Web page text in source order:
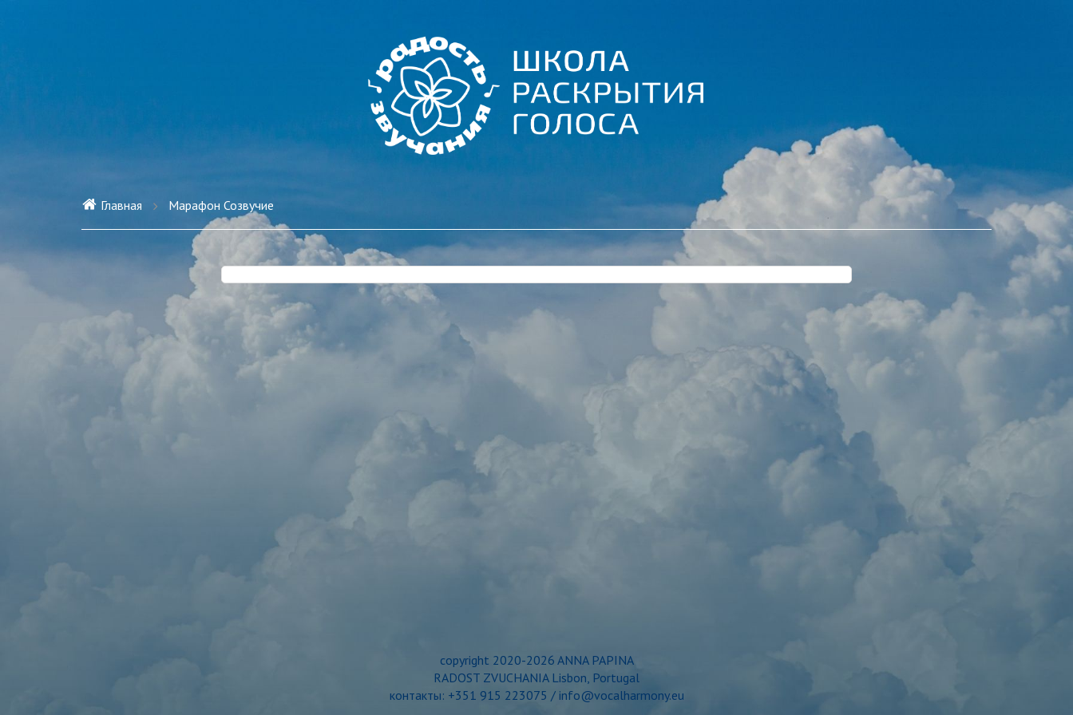
Главная Марафон Созвучие
copyright 2020-2026 ANNA PAPINA
RADOST ZVUCHANIA Lisbon, Portugal
контакты: +351 915 223075 / info@vocalharmony.eu